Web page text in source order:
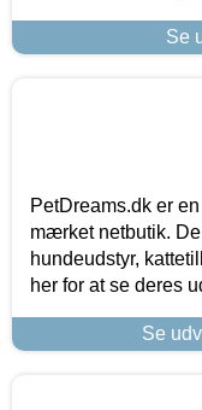
Se
PetDreams.dk er
mærket netbutik.
hundeudstyr,
her for at se deres
Se